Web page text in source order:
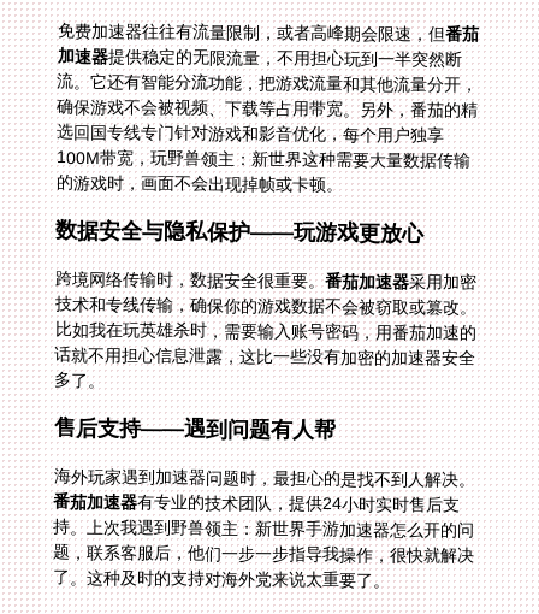
免费加速器往往有流量限制，或者高峰期会限速，但番茄
加速器提供稳定的无限流量，不用担心玩到一半突然断
流。它还有智能分流功能，把游戏流量和其他流量分开，
确保游戏不会被视频、下载等占用带宽。另外，番茄的精
选回国专线专门针对游戏和影音优化，每个用户独享
100M带宽，玩野兽领主：新世界这种需要大量数据传输
的游戏时，画面不会出现掉帧或卡顿。
数据安全与隐私保护——玩游戏更放心
跨境网络传输时，数据安全很重要。番茄加速器采用加密
技术和专线传输，确保你的游戏数据不会被窃取或篡改。
比如我在玩英雄杀时，需要输入账号密码，用番茄加速的
话就不用担心信息泄露，这比一些没有加密的加速器安全
多了。
售后支持——遇到问题有人帮
海外玩家遇到加速器问题时，最担心的是找不到人解决。
番茄加速器有专业的技术团队，提供24小时实时售后支
持。上次我遇到野兽领主：新世界手游加速器怎么开的问
题，联系客服后，他们一步一步指导我操作，很快就解决
了。这种及时的支持对海外党来说太重要了。